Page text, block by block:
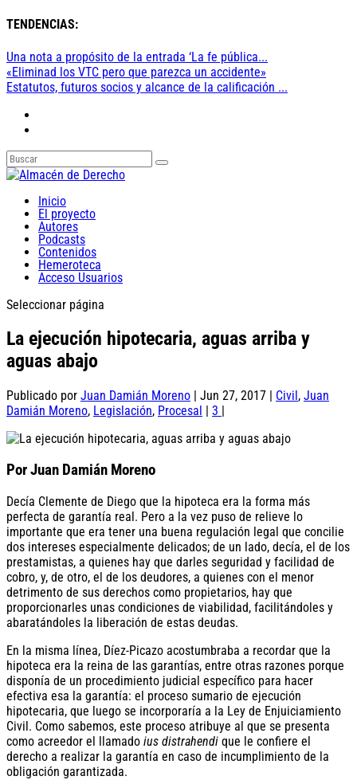
TENDENCIAS:
Una nota a propósito de la entrada ‘La fe pública...
«Eliminad los VTC pero que parezca un accidente»
Estatutos, futuros socios y alcance de la calificación ...
Inicio
El proyecto
Autores
Podcasts
Contenidos
Hemeroteca
Acceso Usuarios
Seleccionar página
La ejecución hipotecaria, aguas arriba y
aguas abajo
Publicado por Juan Damián Moreno Jun 27, 2017 Civil , Juan
Damián Moreno, Legislación, Procesal 3
Por Juan Damián Moreno
Decía Clemente de Diego que la hipoteca era la forma más
perfecta de garantía real. Pero a la vez puso de relieve lo
importante que era tener una buena regulación legal que concilie
dos intereses especialmente delicados; de un lado, decía, el de los
prestamistas, a quienes hay que darles seguridad y facilidad de
cobro, y, de otro, el de los deudores, a quienes con el menor
detrimento de sus derechos como propietarios, hay que
proporcionarles unas condiciones de viabilidad, facilitándoles y
abaratándoles la liberación de estas deudas.
En la misma línea, Díez-Picazo acostumbraba a recordar que la
hipoteca era la reina de las garantías, entre otras razones porque
disponía de un procedimiento judicial específico para hacer
efectiva esa la garantía: el proceso sumario de ejecución
hipotecaria, que luego se incorporaría a la Ley de Enjuiciamiento
Civil. Como sabemos, este proceso atribuye al que se presenta
como acreedor el llamado ius distrahendi que le confiere el
derecho a realizar la garantía en caso de incumplimiento de la
obligación garantizada.